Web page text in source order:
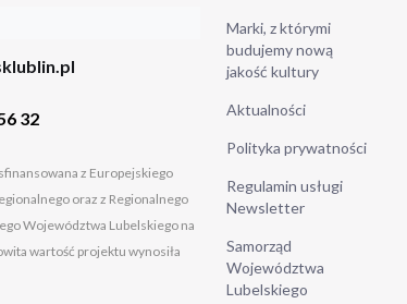
32
z Europejskiego
oraz z Regionalnego
Województwa Lubelskiego na
wartość projektu wynosiła
Marki, z którymi
budujemy nową
jakość kultury
Aktualności
Polityka prywatności
Regulamin usługi
Newsletter
Samorząd
Województwa
Lubelskiego